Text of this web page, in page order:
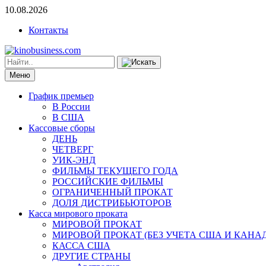
10.08.2026
Контакты
Меню
График премьер
В России
В США
Кассовые сборы
ДЕНЬ
ЧЕТВЕРГ
УИК-ЭНД
ФИЛЬМЫ ТЕКУЩЕГО ГОДА
РОССИЙСКИЕ ФИЛЬМЫ
ОГРАНИЧЕННЫЙ ПРОКАТ
ДОЛЯ ДИСТРИБЬЮТОРОВ
Касса мирового проката
МИРОВОЙ ПРОКАТ
МИРОВОЙ ПРОКАТ (БЕЗ УЧЕТА США И
КАССА США
ДРУГИЕ СТРАНЫ